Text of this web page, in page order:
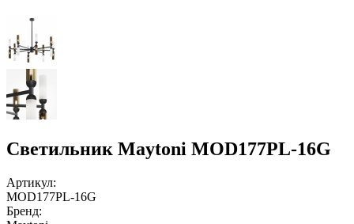
Светильник Maytoni MOD177PL-16G
Артикул:
MOD177PL-16G
Бренд: